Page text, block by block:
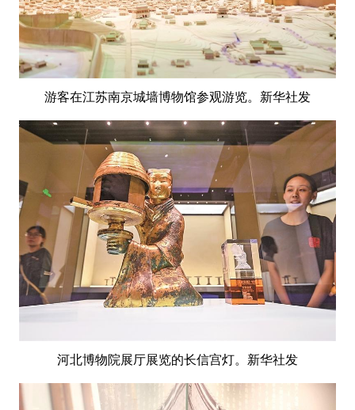
游客在江苏南京城墙博物馆参观游览。新华社发
河北博物院展厅展览的长信宫灯。新华社发